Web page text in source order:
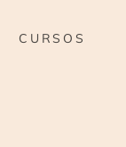
CURSOS